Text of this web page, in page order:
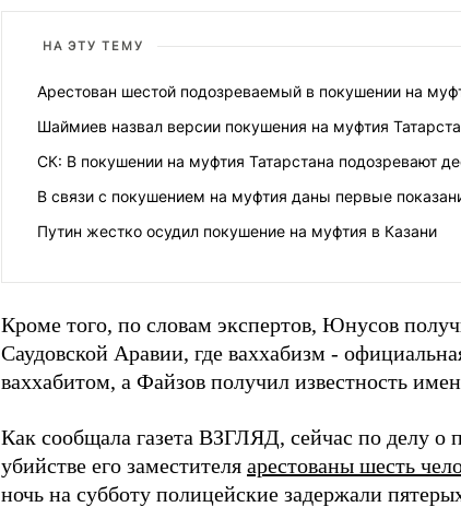
НА ЭТУ ТЕМУ
Арестован шестой подозреваемый в покушении на
Шаймиев назвал версии покушения на муфтия
СК: В покушении на муфтия Татарстана подозревают
В связи с покушением на муфтия даны первые
Путин жестко осудил покушение на муфтия в Казани
Кроме того, по словам экспертов, Юнусов
Саудовской Аравии, где ваххабизм -
ваххабитом, а Файзов получил известность
Как сообщала газета ВЗГЛЯД, сейчас по делу о
убийстве его заместителя арестованы шесть
ночь на субботу полицейские задержали